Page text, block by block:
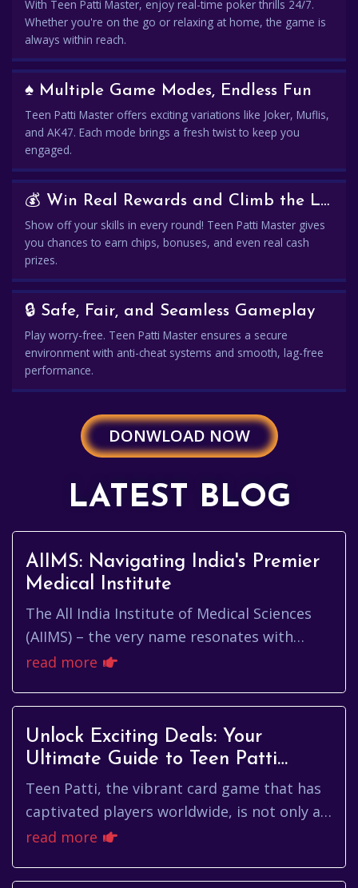
With Teen Patti Master, enjoy real-time poker thrills 24/7.
Whether you're on the go or relaxing at home, the game is
always within reach.
♠️ Multiple Game Modes, Endless Fun
Teen Patti Master offers exciting variations like Joker, Muflis,
and AK47. Each mode brings a fresh twist to keep you
engaged.
💰 Win Real Rewards and Climb the Leaderboard
Show off your skills in every round! Teen Patti Master gives
you chances to earn chips, bonuses, and even real cash
prizes.
🔒 Safe, Fair, and Seamless Gameplay
Play worry-free. Teen Patti Master ensures a secure
environment with anti-cheat systems and smooth, lag-free
performance.
DONWLOAD NOW
LATEST BLOG
AIIMS: Navigating India's Premier
Medical Institute
The All India Institute of Medical Sciences
(AIIMS) – the very name resonates with
excellence, hope, and cutting-edge medical
read more
Unlock Exciting Deals: Your
Ultimate Guide to Teen Patti
Coupons
Teen Patti, the vibrant card game that has
captivated players worldwide, is not only a
test of skill and strategy but also a thrilling
read more